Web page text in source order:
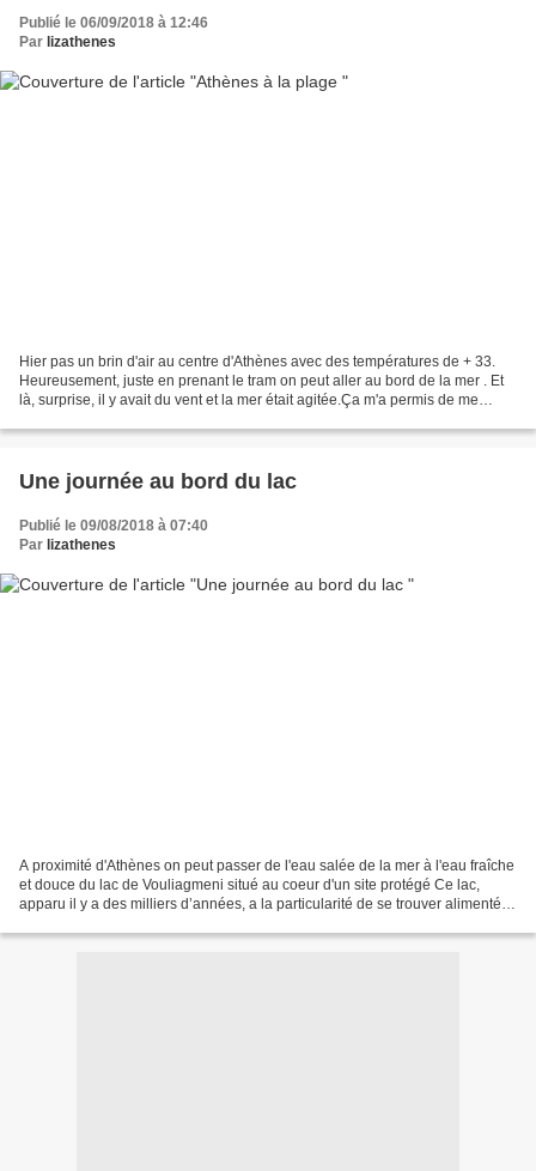
Publié le 06/09/2018 à 12:46
Par lizathenes
Hier pas un brin d'air au centre d'Athènes avec des températures de + 33.
Heureusement, juste en prenant le tram on peut aller au bord de la mer . Et
là, surprise, il y avait du vent et la mer était agitée.Ça m'a permis de me
Une journée au bord du lac
Publié le 09/08/2018 à 07:40
Par lizathenes
A proximité d'Athènes on peut passer de l'eau salée de la mer à l'eau fraîche
et douce du lac de Vouliagmeni situé au coeur d'un site protégé Ce lac,
apparu il y a des milliers d’années, a la particularité de se trouver alimenté